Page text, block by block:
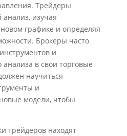
Трейдеры
анализ, изучая
графике и определяя
Брокеры часто
и
анализа в свои торговые
научиться
и
модели, чтобы
трейдеров находят